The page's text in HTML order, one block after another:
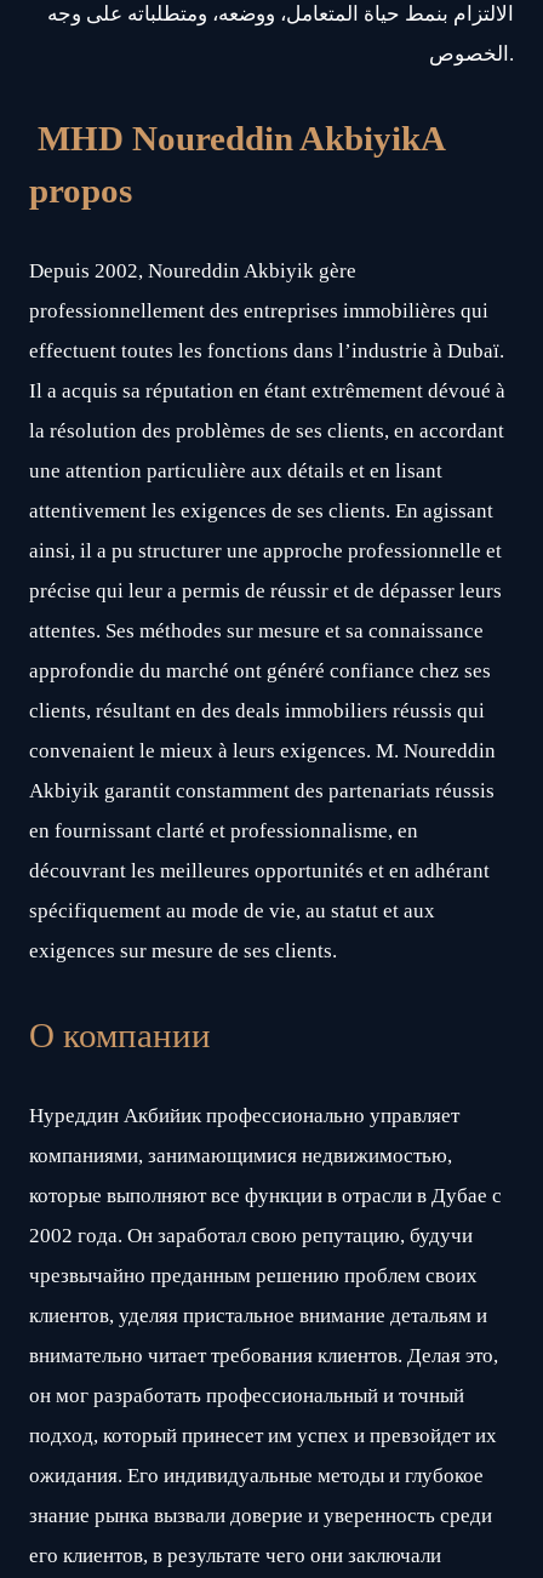
الالتزام بنمط حياة المتعامل، ووضعه، ومتطلباته على وجه
الخصوص.
MHD Noureddin AkbiyikA
propos
Depuis 2002, Noureddin Akbiyik gère
professionnellement des entreprises immobilières qui
effectuent toutes les fonctions dans l’industrie à Dubaï.
Il a acquis sa réputation en étant extrêmement dévoué à
la résolution des problèmes de ses clients, en accordant
une attention particulière aux détails et en lisant
attentivement les exigences de ses clients. En agissant
ainsi, il a pu structurer une approche professionnelle et
précise qui leur a permis de réussir et de dépasser leurs
attentes. Ses méthodes sur mesure et sa connaissance
approfondie du marché ont généré confiance chez ses
clients, résultant en des deals immobiliers réussis qui
convenaient le mieux à leurs exigences. M. Noureddin
Akbiyik garantit constamment des partenariats réussis
en fournissant clarté et professionnalisme, en
découvrant les meilleures opportunités et en adhérant
spécifiquement au mode de vie, au statut et aux
exigences sur mesure de ses clients.
О компании
Нуреддин Акбийик профессионально управляет
компаниями, занимающимися недвижимостью,
которые выполняют все функции в отрасли в Дубае с
2002 года. Он заработал свою репутацию, будучи
чрезвычайно преданным решению проблем своих
клиентов, уделяя пристальное внимание детальям и
внимательно читает требования клиентов. Делая это,
он мог разработать профессиональный и точный
подход, который принесет им успех и превзойдет их
ожидания. Его индивидуальные методы и глубокое
знание рынка вызвали доверие и уверенность среди
его клиентов, в результате чего они заключали